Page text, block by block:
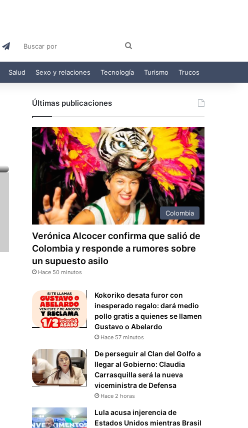
Telegram
por
Salud Sexo y relaciones Tecnología Turismo Trucos
Últimas publicaciones
Colombia
Verónica Alcocer confirma que salió de
Colombia y responde a rumores sobre
un supuesto asilo
Hace 50 minutos
Kokoriko desata furor con
inesperado regalo: dará medio
pollo gratis a quienes se llamen
Gustavo o Abelardo
Hace 57 minutos
De perseguir al Clan del Golfo a
llegar al Gobierno: Claudia
Carrasquilla será la nueva
viceministra de Defensa
Hace 2 horas
Lula acusa injerencia de
Estados Unidos mientras Brasil